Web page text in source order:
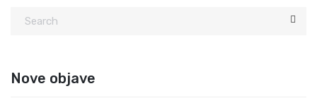
Nove objave